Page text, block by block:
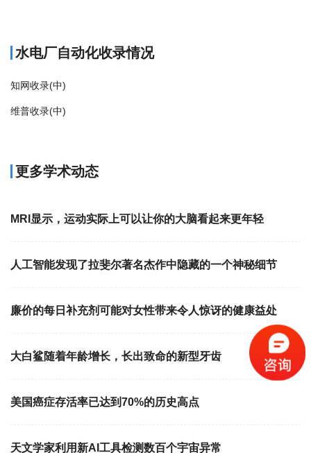
水电厂自动化收录情况
知网收录(中)
维普收录(中)
更多学术动态
MRI显示，运动实际上可以让你的大脑看起来更年轻
人工智能发现了拉斐尔著名杰作中隐藏的一个神秘细节
廉价的每日补充剂可能对女性带来令人惊讶的健康益处
大白鲨随着年龄增长，长出致命的新型牙齿
美国癌症存活率已达到70%的历史高点
天文学家利用新AI工具检测数百个宇宙异常